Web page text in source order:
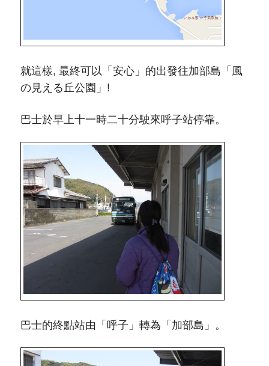
就這樣, 最終可以「安心」的出發往加部島「風
の見える丘公園」!
巴士於早上十一時二十分駛來呼子站停靠。
巴士的終點站由「呼子」轉為「加部島」。